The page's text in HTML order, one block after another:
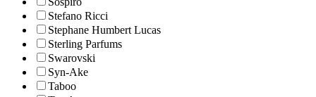
Stefano Ricci
Stephane Humbert Lucas
Sterling Parfums
Swarovski
Syn-Ake
Taboo